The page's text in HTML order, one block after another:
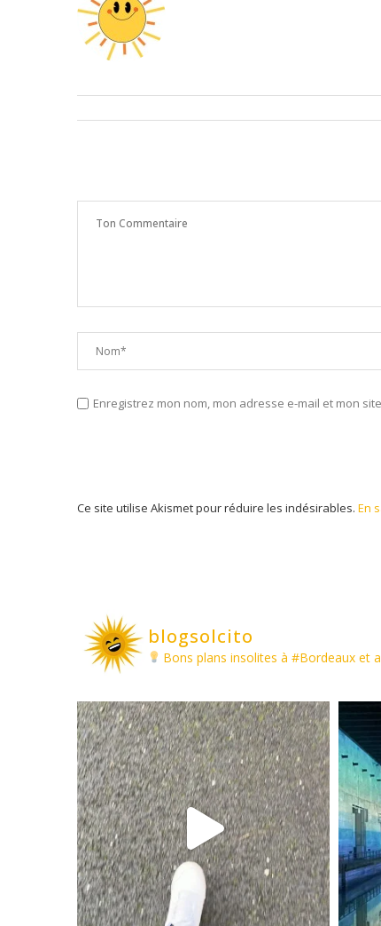
Enregistrez mon nom, mon adresse e-mail et mon
Ce site utilise Akismet pour réduire les indésirables. En
blogsolcito
Bons plans insolites à #Bordeaux et